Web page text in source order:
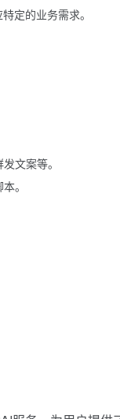
定的业务需求。
文案等。
。